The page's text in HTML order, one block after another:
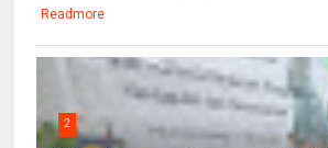
Readmore
2